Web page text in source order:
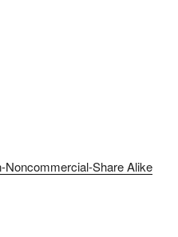
Share Alike